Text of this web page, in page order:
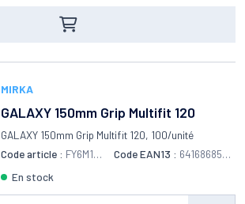
MIRKA
GALAXY 150mm Grip Multifit 120
GALAXY 150mm Grip Multifit 120, 100/unité
Code article : FY6M109
Code EAN13 : 6416868556
en stock